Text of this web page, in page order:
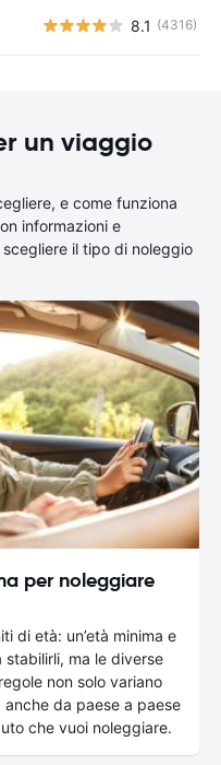
8.1 (4316)
un viaggio
e come funziona
informazioni e
il tipo di noleggio
per noleggiare
di età: un’età minima e
stabilirli, ma le diverse
non solo variano
da paese a paese
che vuoi noleggiare.